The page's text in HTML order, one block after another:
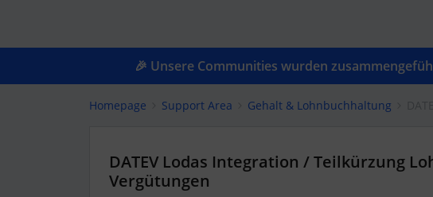
🎉 Unsere Communities wurden
Homepage Support Area Gehalt & Lohnbuchhaltung
DATEV Lodas Integration / Teilkürzung
Vergütungen